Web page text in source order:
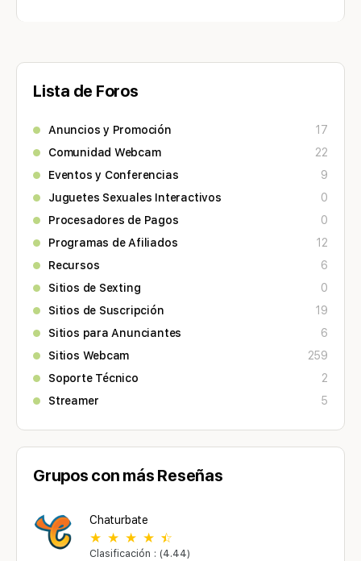
Lista de Foros
Anuncios y Promoción
17
Comunidad Webcam
22
Eventos y Conferencias
9
Juguetes Sexuales Interactivos
0
Procesadores de Pagos
0
Programas de Afiliados
12
Recursos
6
Sitios de Sexting
0
Sitios de Suscripción
19
Sitios para Anunciantes
6
Sitios Webcam
259
Soporte Técnico
2
Streamer
5
Grupos con más Reseñas
Chaturbate
Clasificación : (4.44)